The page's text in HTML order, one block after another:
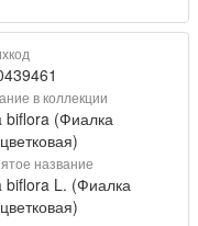
в коллекции
biflora (Фиалка
название
biflora L. (Фиалка